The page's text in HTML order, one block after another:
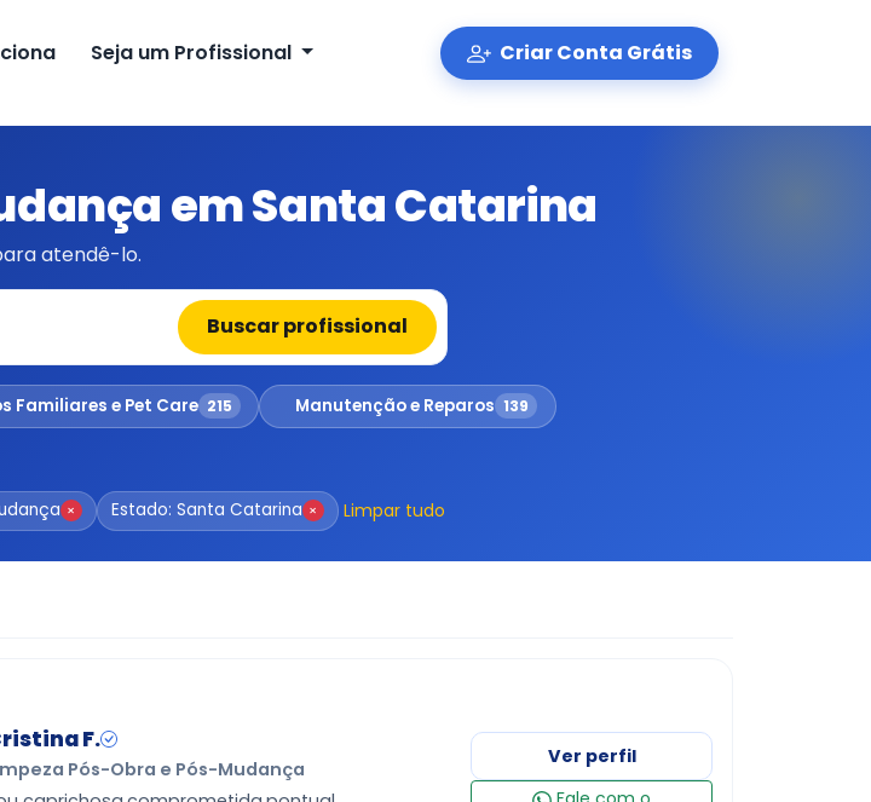
Seja um Profissional Criar Conta Grátis
em Santa Catarina
atendê-lo.
Buscar profissional
Familiares e Pet Care 215 Manutenção e Reparos 139
× Estado: Santa Catarina × Limpar tudo
F.
Pós-Obra e Pós-Mudança
Ver perfil